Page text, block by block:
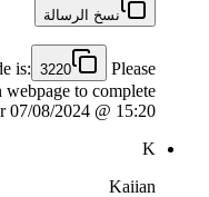
نسخ الرسالة
is: 3220
Please
to complete
07/08/2024 @ 15:20
K
Kaiian